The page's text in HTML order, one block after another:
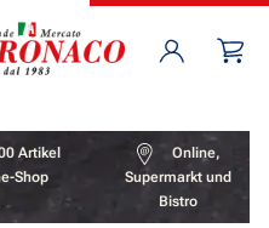
auf dem Merkzettel
Artikel
Shop
Online,
Supermarkt und
Bistro